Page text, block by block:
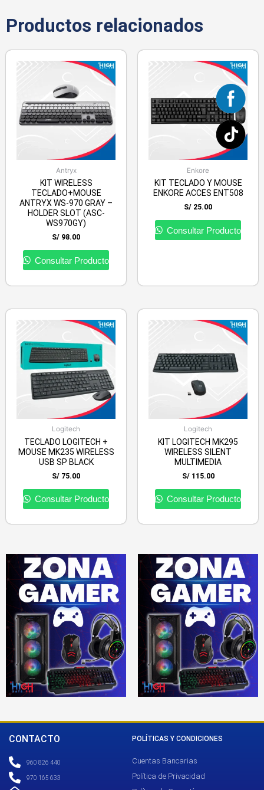
Productos relacionados
Antryx
KIT WIRELESS
TECLADO+MOUSE
ANTRYX WS-970 GRAY –
HOLDER SLOT (ASC-
WS970GY)
S/ 98.00
Consultar Producto
Enkore
KIT TECLADO Y MOUSE
ENKORE ACCES ENT508
S/ 25.00
Consultar Producto
Logitech
TECLADO LOGITECH +
MOUSE MK235 WIRELESS
USB SP BLACK
S/ 75.00
Consultar Producto
Logitech
KIT LOGITECH MK295
WIRELESS SILENT
MULTIMEDIA
S/115.00
Consultar Producto
CONTACTO
960 826 440
970 165 633
POLÍTICAS Y CONDICIONES
Cuentas Bancarias
Política de Privacidad